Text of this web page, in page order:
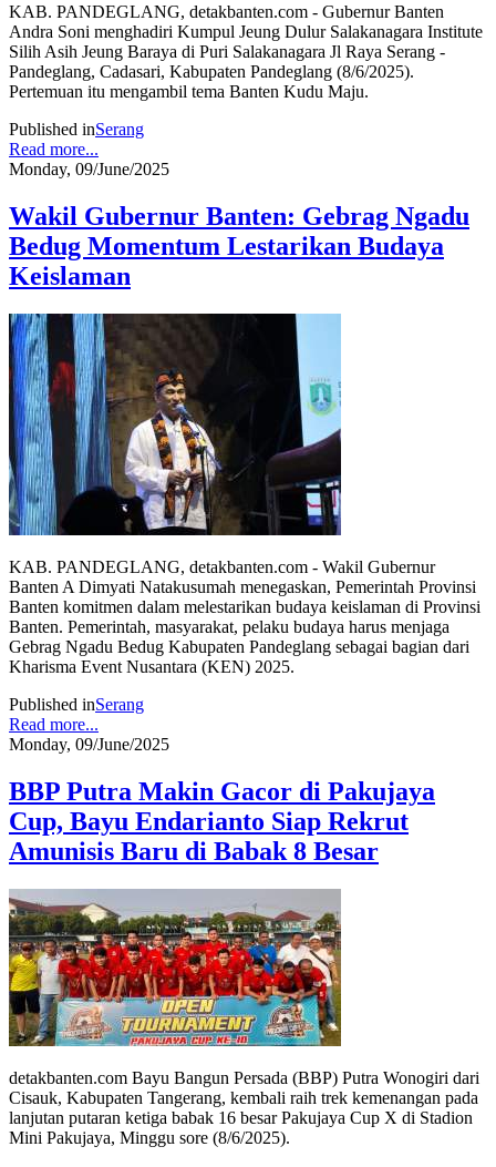
KAB. PANDEGLANG, detakbanten.com - Gubernur Banten
Andra Soni menghadiri Kumpul Jeung Dulur Salakanagara Institute
Silih Asih Jeung Baraya di Puri Salakanagara Jl Raya Serang -
Pandeglang, Cadasari, Kabupaten Pandeglang (8/6/2025).
Pertemuan itu mengambil tema Banten Kudu Maju.
Published inSerang
Read more...
Monday, 09/June/2025
Wakil Gubernur Banten: Gebrag Ngadu
Bedug Momentum Lestarikan Budaya
Keislaman
KAB. PANDEGLANG, detakbanten.com - Wakil Gubernur
Banten A Dimyati Natakusumah menegaskan, Pemerintah Provinsi
Banten komitmen dalam melestarikan budaya keislaman di Provinsi
Banten. Pemerintah, masyarakat, pelaku budaya harus menjaga
Gebrag Ngadu Bedug Kabupaten Pandeglang sebagai bagian dari
Kharisma Event Nusantara (KEN) 2025.
Published inSerang
Read more...
Monday, 09/June/2025
BBP Putra Makin Gacor di Pakujaya
Cup, Bayu Endarianto Siap Rekrut
Amunisis Baru di Babak 8 Besar
detakbanten.com Bayu Bangun Persada (BBP) Putra Wonogiri dari
Cisauk, Kabupaten Tangerang, kembali raih trek kemenangan pada
lanjutan putaran ketiga babak 16 besar Pakujaya Cup X di Stadion
Mini Pakujaya, Minggu sore (8/6/2025).